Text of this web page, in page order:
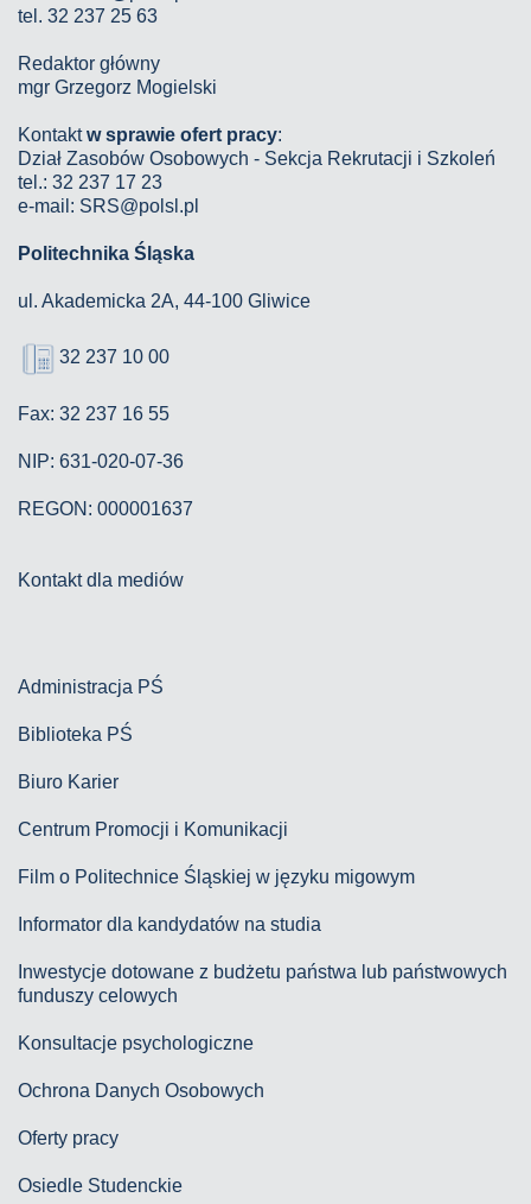
tel. 32 237 25 63
Redaktor główny
mgr Grzegorz Mogielski
Kontaktw sprawie ofert pracy:
Dział Zasobów Osobowych - Sekcja Rekrutacji i Szkoleń
tel.: 32 237 17 23
e-mail: SRS@polsl.pl
Politechnika Śląska
ul. Akademicka 2A, 44-100 Gliwice
32 237 10 00
Fax: 32 237 16 55
NIP: 631-020-07-36
REGON: 000001637
Kontakt dla mediów
Administracja PŚ
Biblioteka PŚ
Biuro Karier
Centrum Promocji i Komunikacji
Film o Politechnice Śląskiej w języku migowym
Informator dla kandydatów na studia
Inwestycje dotowane z budżetu państwa lub państwowych
funduszy celowych
Konsultacje psychologiczne
Ochrona Danych Osobowych
Oferty pracy
Osiedle Studenckie